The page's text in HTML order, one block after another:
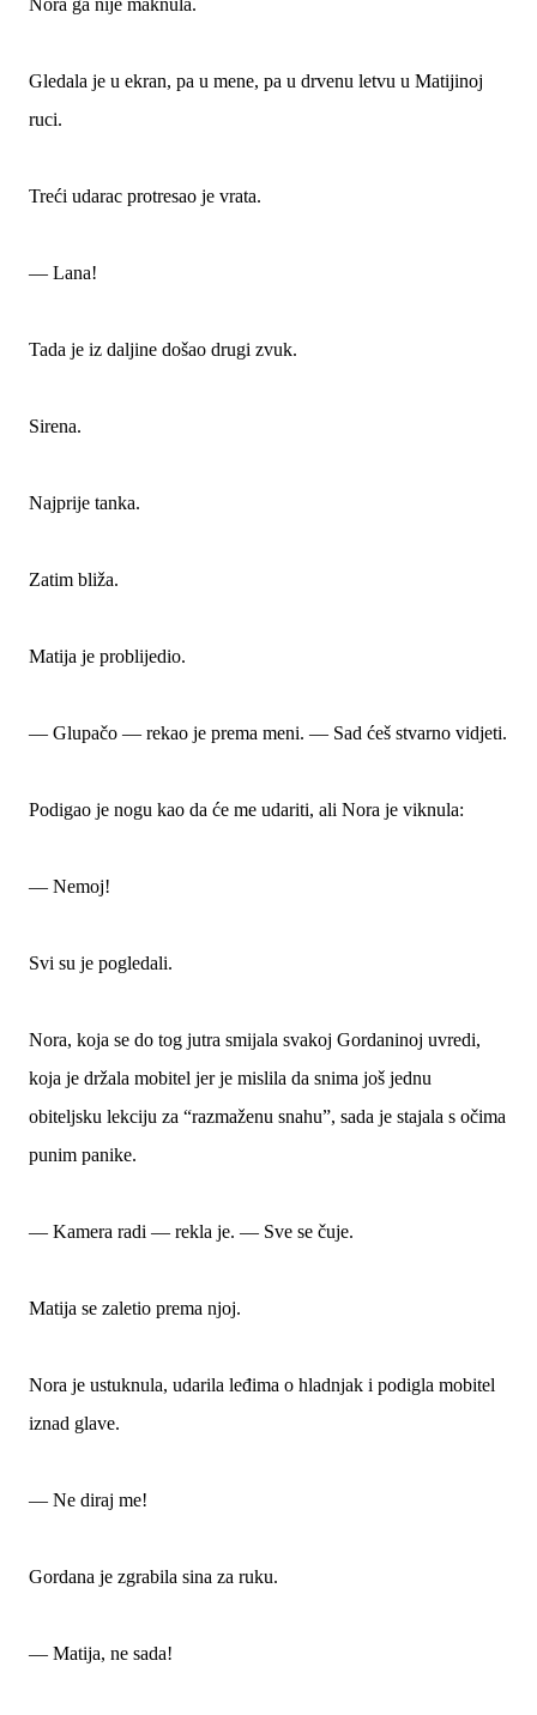
Gledala je u ekran, pa u mene, pa u drvenu letvu u Matijinoj
ruci.
Treći udarac protresao je vrata.
— Lana!
Tada je iz daljine došao drugi zvuk.
Sirena.
Najprije tanka.
Zatim bliža.
Matija je problijedio.
— Glupačo — rekao je prema meni. — Sad ćeš stvarno vidjeti.
Podigao je nogu kao da će me udariti, ali Nora je viknula:
— Nemoj!
Svi su je pogledali.
Nora, koja se do tog jutra smijala svakoj Gordaninoj uvredi,
koja je držala mobitel jer je mislila da snima još jednu
obiteljsku lekciju za “razmaženu snahu”, sada je stajala s očima
punim panike.
— Kamera radi — rekla je. — Sve se čuje.
Matija se zaletio prema njoj.
Nora je ustuknula, udarila leđima o hladnjak i podigla mobitel
iznad glave.
— Ne diraj me!
Gordana je zgrabila sina za ruku.
— Matija, ne sada!